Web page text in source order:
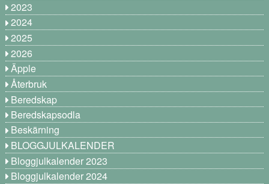
2023
2024
2025
2026
Äpple
Återbruk
Beredskap
Beredskapsodla
Beskärning
BLOGGJULKALENDER
Bloggjulkalender 2023
Bloggjulkalender 2024